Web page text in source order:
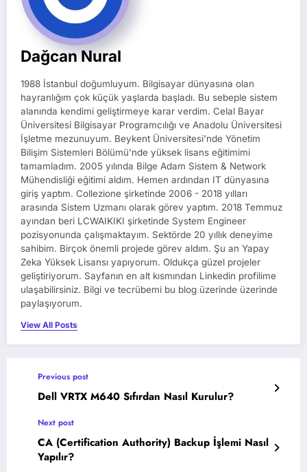
Dağcan Nural
1988 İstanbul doğumluyum. Bilgisayar dünyasına olan
hayranlığım çok küçük yaşlarda başladı. Bu sebeple sistem
alanında kendimi geliştirmeye karar verdim. Celal Bayar
Üniversitesi Bilgisayar Programcılığı ve Anadolu Üniversitesi
İşletme mezunuyum. Beykent Üniversitesi'nde Yönetim
Bilişim Sistemleri Bölümü'nde yüksek lisans eğitimimi
tamamladım. 2005 yılında Bilge Adam Sistem & Network
Mühendisliği eğitimi aldım. Hemen ardından IT dünyasına
giriş yaptım. Collezione şirketinde 2006 - 2018 yılları
arasında Sistem Uzmanı olarak görev yaptım. 2018 Temmuz
ayından beri LCWAIKIKI şirketinde System Engineer
pozisyonunda çalışmaktayım. Sektörde 20 yıllık deneyime
sahibim. Birçok önemli projede görev aldım. Şu an Yapay
Zeka Yüksek Lisansı yapıyorum. Oldukça güzel projeler
geliştiriyorum. Sayfanın en alt kısmından Linkedin profilime
ulaşabilirsiniz. Bilgi ve tecrübemi bu blog üzerinde üzerinde
paylaşıyorum.
View All Posts
Previous post
Dell VRTX M640 Sıfırdan Nasıl Kurulur?
Next post
CA (Certification Authority) Backup İşlemi Nasıl
Yapılır?